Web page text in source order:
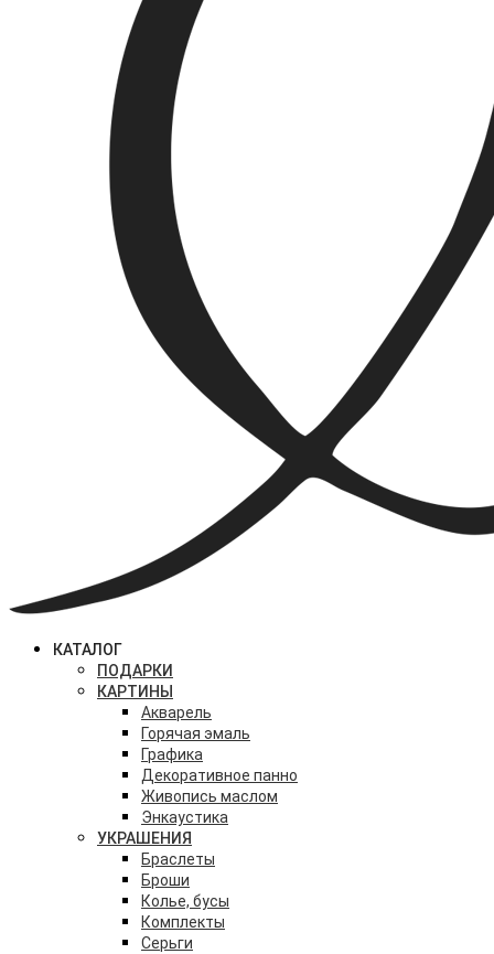
КАТАЛОГ
ПОДАРКИ
КАРТИНЫ
Акварель
Горячая эмаль
Графика
Декоративное панно
Живопись маслом
Энкаустика
УКРАШЕНИЯ
Браслеты
Броши
Колье, бусы
Комплекты
Серьги